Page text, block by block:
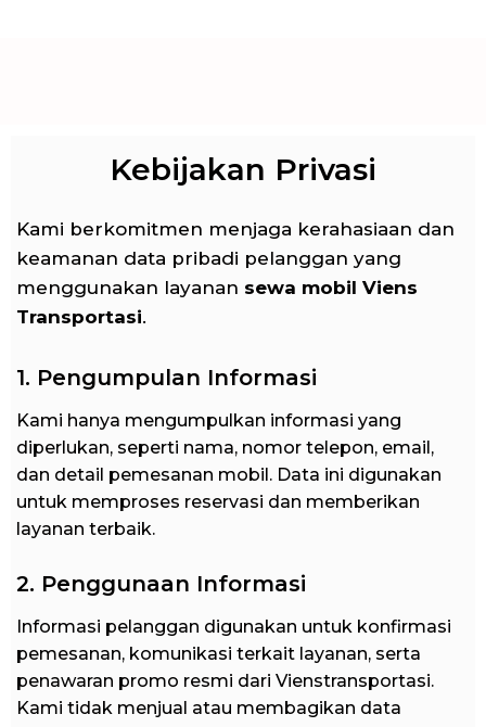
Kebijakan Privasi
Kami berkomitmen menjaga kerahasiaan dan
keamanan data pribadi pelanggan yang
menggunakan layanan sewa mobil Viens
Transportasi.
1. Pengumpulan Informasi
Kami hanya mengumpulkan informasi yang
diperlukan, seperti nama, nomor telepon, email,
dan detail pemesanan mobil. Data ini digunakan
untuk memproses reservasi dan memberikan
layanan terbaik.
2. Penggunaan Informasi
Informasi pelanggan digunakan untuk konfirmasi
pemesanan, komunikasi terkait layanan, serta
penawaran promo resmi dari Vienstransportasi.
Kami tidak menjual atau membagikan data